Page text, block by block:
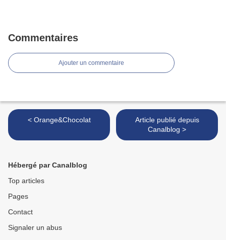
Commentaires
Ajouter un commentaire
< Orange&Chocolat
Article publié depuis
Canalblog >
Hébergé par Canalblog
Top articles
Pages
Contact
Signaler un abus